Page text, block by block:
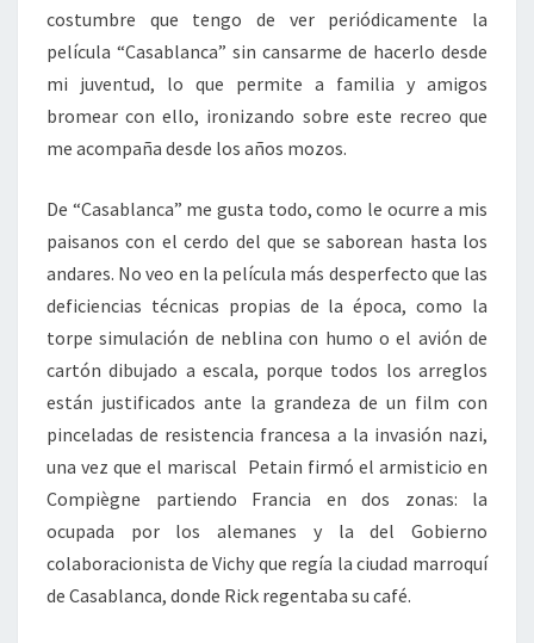
costumbre que tengo de ver periódicamente la
película “Casablanca” sin cansarme de hacerlo desde
mi juventud, lo que permite a familia y amigos
bromear con ello, ironizando sobre este recreo que
me acompaña desde los años mozos.
De “Casablanca” me gusta todo, como le ocurre a mis
paisanos con el cerdo del que se saborean hasta los
andares. No veo en la película más desperfecto que las
deficiencias técnicas propias de la época, como la
torpe simulación de neblina con humo o el avión de
cartón dibujado a escala, porque todos los arreglos
están justificados ante la grandeza de un film con
pinceladas de resistencia francesa a la invasión nazi,
una vez que el mariscal Petain firmó el armisticio en
Compiègne partiendo Francia en dos zonas: la
ocupada por los alemanes y la del Gobierno
colaboracionista de Vichy que regía la ciudad marroquí
de Casablanca, donde Rick regentaba su café.